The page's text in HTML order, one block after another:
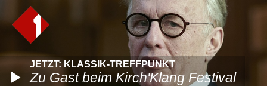
JETZT: KLASSIK-TREFFPUNKT
Zu Gast beim Kirch'Klang Festival